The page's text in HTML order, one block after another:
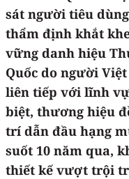
sát người tiêu
thẩm định khắt
vững danh hiệu
Quốc do người
liên tiếp với lĩnh
biệt, thương hiệu
trí dẫn đầu hạng
suốt 10 năm qua,
thiết kế vượt trội